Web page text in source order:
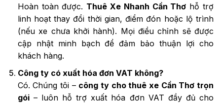
Hoàn toàn được. Thuê Xe Nhanh Cần Thơ hỗ trợ
linh hoạt thay đổi thời gian, điểm đón hoặc lộ trình
(nếu xe chưa khởi hành). Mọi điều chỉnh sẽ được
cập nhật minh bạch để đảm bảo thuận lợi cho
khách hàng.
Công ty có xuất hóa đơn VAT không?
Có. Chúng tôi – công ty cho thuê xe Cần Thơ trọn
gói– luôn hỗ trợ xuất hóa đơn VAT đầy đủ cho